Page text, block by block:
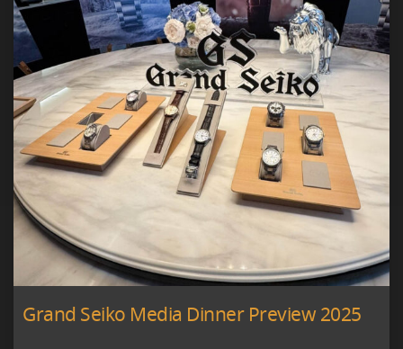
Grand Seiko Media Dinner Preview 2025